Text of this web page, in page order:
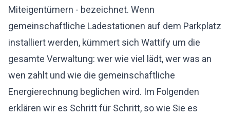
Miteigentümern - bezeichnet. Wenn
gemeinschaftliche Ladestationen auf dem Parkplatz
installiert werden, kümmert sich Wattify um die
gesamte Verwaltung: wer wie viel lädt, wer was an
wen zahlt und wie die gemeinschaftliche
Energierechnung beglichen wird. Im Folgenden
erklären wir es Schritt für Schritt, so wie Sie es